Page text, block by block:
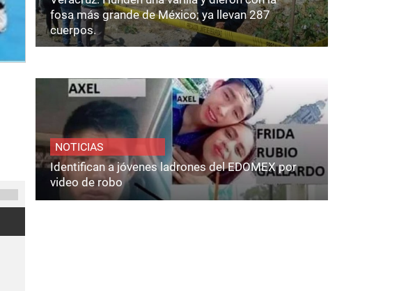
fosa más grande de México; ya llevan 287
cuerpos.
NOTICIAS
Identifican a jóvenes ladrones del EDOMEX por
video de robo